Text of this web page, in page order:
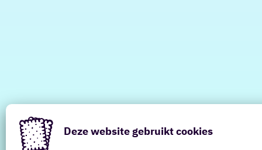
Deze website gebruikt cookies